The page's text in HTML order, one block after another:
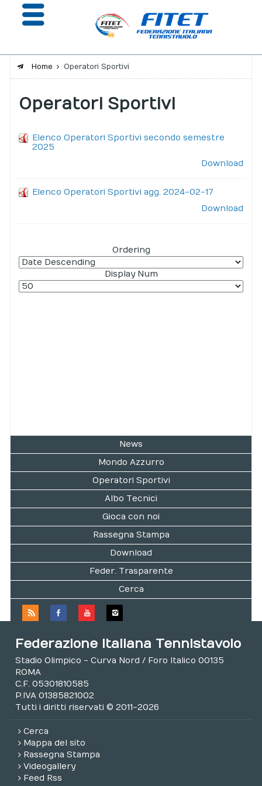
Affiliazione e Tesseramento
Giustizia
Home Operatori Sportivi
Operatori Sportivi
Elenco Operatori Sportivi secondo semestre
2025
Download
Elenco Operatori Sportivi agg. 2024-02-17
Download
Ordering
Display Num
News
Mondo Azzurro
Operatori Sportivi
Albo Tecnici
Gioca con noi
Rassegna Stampa
Download
Feder. Trasparente
Cerca
Federazione Italiana Tennistavolo
Stadio Olimpico - Curva Nord / Foro Italico 00135
ROMA
C.F. 05301810585
P.IVA 01385821002
Tutti i diritti riservati © 2011-2026
Cerca
Mappa del sito
Rassegna Stampa
Videogallery
Feed Rss